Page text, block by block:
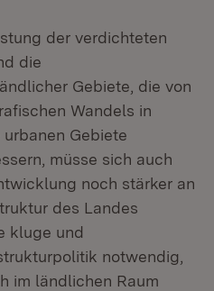
der verdichteten
die
Gebiete, die von
Wandels in
Gebiete
müsse sich auch
noch stärker an
des Landes
kluge und
notwendig,
im ländlichen Raum